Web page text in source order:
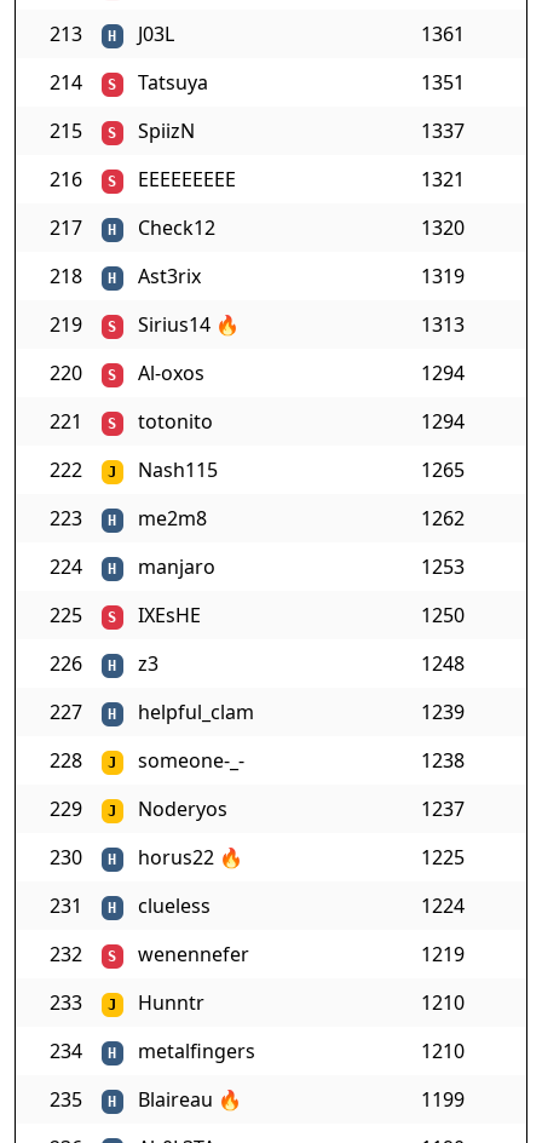
213
H J03L
1361
214
S Tatsuya
1351
215
S SpiizN
1337
216
S EEEEEEEEE
1321
217
H Check12
1320
218
H Ast3rix
1319
219
S Sirius14🔥
1313
220
S Al-oxos
1294
221
S totonito
1294
222
J Nash115
1265
223
H me2m8
1262
224
H manjaro
1253
225
S IXEsHE
1250
226
H z3
1248
227
H helpful_clam
1239
228
J someone-_-
1238
229
J Noderyos
1237
230
H horus22🔥
1225
231
H clueless
1224
232
S wenennefer
1219
233
J Hunntr
1210
234
H metalfingers
1210
235
H Blaireau 🔥
1199